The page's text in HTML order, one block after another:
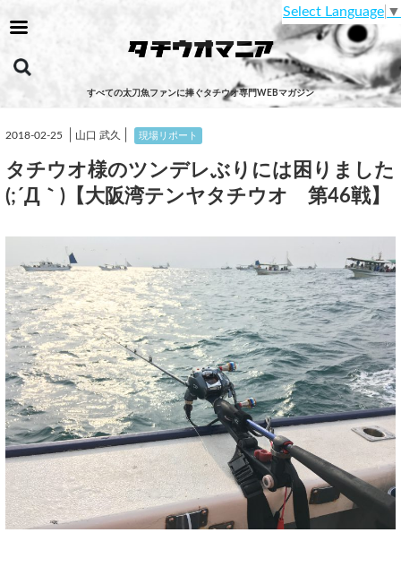
すべての太刀魚ファンに捧ぐタチウオ専門WEBマガジン
Select Language ▼
2018-02-25 山口 武久 現場リポート
タチウオ様のツンデレぶりには困りました
(;´Д｀)【大阪湾テンヤタチウオ 第46戦】